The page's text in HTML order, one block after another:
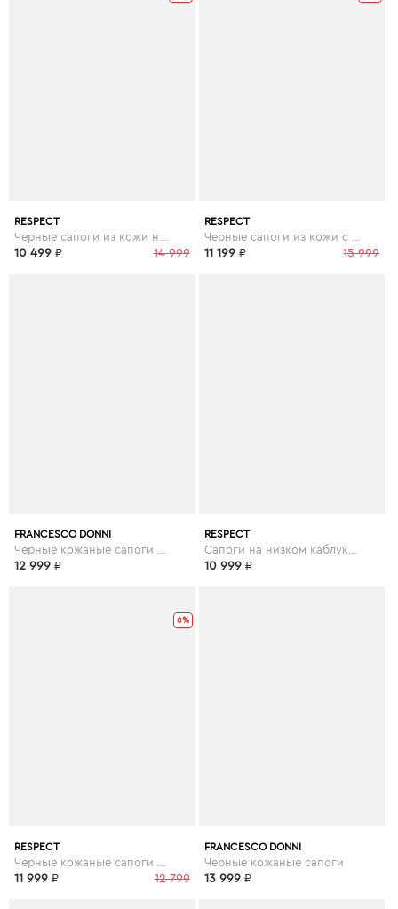
RESPECT
14 999
10 499 ₽
RESPECT
15 999
11 199 ₽
FRANCESCO DONNI
12 999 ₽
RESPECT
10 999 ₽
6%
RESPECT
12 799
11 999 ₽
FRANCESCO DONNI
Черные кожаные сапоги
13 999 ₽